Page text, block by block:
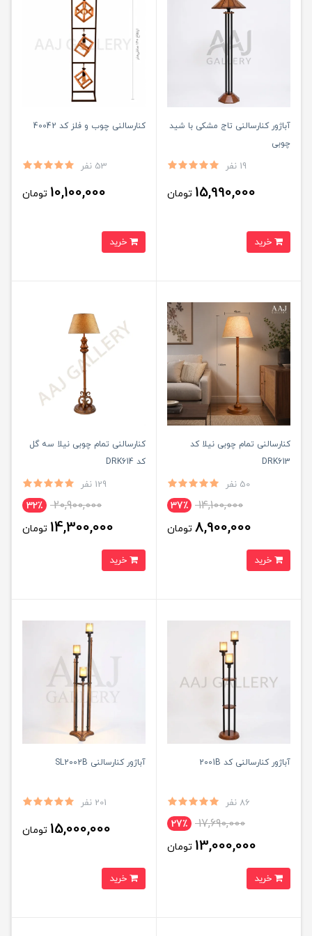
آباژور کنارسالنی تاج مشکی با شید
چوبی
19 نفر
15,990,000 تومان
کنارسالنی چوب و فلز کد 40042
53 نفر
10,100,000 تومان
کنارسالنی تمام چوبی نیلا کد
DRK613
50 نفر
14,100,000 37٪
8,900,000 تومان
کنارسالنی تمام چوبی نیلا سه گل
کد DRK614
129 نفر
20,900,000 32٪
14,300,000 تومان
آباژور کنارسالنی کد 2001B
86 نفر
17,690,000 27٪
13,000,000 تومان
آباژور کنارسالنی SL2002B
201 نفر
15,000,000 تومان